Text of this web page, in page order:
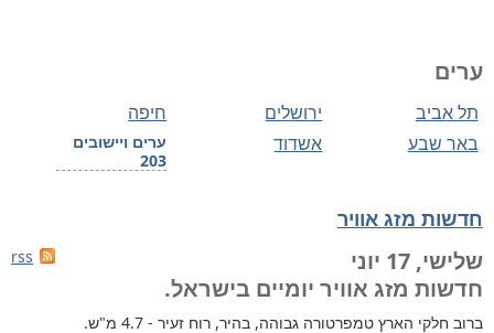
ערים
חיפה ירושלים תל אביב
ערים ויישובים
203
אשדוד באר שבע
חדשות מזג אוויר
rss
שלישי, 17 יוני
חדשות מזג אוויר יומיים בישראל.
ברוב חלקי הארץ טמפרטורה גבוהה, בהיר, רוח זעיר - 4.7 מ"ש.